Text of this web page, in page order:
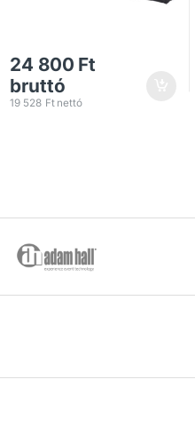
24 800 Ft
bruttó
19 528 Ft nettó